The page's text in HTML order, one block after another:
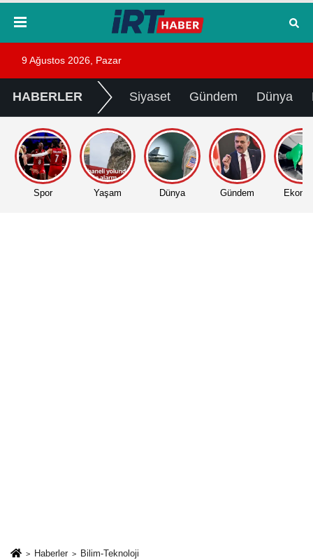
9 Ağustos 2026, Pazar
HABERLER Siyaset Gündem Dünya
Spor Yaşam Dünya Gündem
Haberler Bilim-Teknoloji